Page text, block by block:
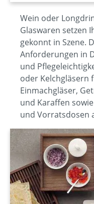
Wein oder
Glaswaren setzen
gekonnt in Szene.
Anforderungen in
und
oder Kelchgläsern
Einmachgläser,
und Karaffen
und Vorratsdosen